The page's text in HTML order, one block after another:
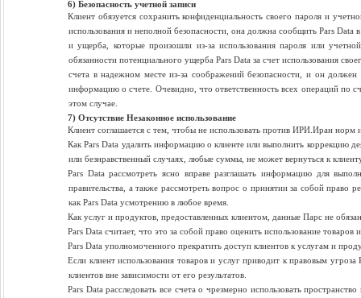
6) Безопасность учетной записи
Клиент обязуется сохранить конфиденциальность своего пароля и
использования и неполной безопасности, она должна сообщить Pars
и ущерба, которые произошли из-за использования пароля или
обязанности потенциального ущерба Pars Data за счет использования
счета в надежном месте из-за соображений безопасности, и он
информацию о счете. Очевидно, что ответственность всех операций по
этом случае.
7) Отсутствие Незаконное использование
Клиент соглашается с тем, чтобы не использовать против ИРИ.Иран
Как Pars Data удалить информацию о клиенте или выполнить коррекцию
или безнравственный случаях, любые суммы, не может вернуться к
Pars Data рассмотреть ясно вправе разглашать информацию для
правительства, а также рассмотреть вопрос о принятии за собой право
как Pars Data усмотрению в любое время.
Как услуг и продуктов, предоставленных клиентом, данные Парс не
Pars Data считает, что это за собой право оценить использование
Pars Data уполномоченного прекратить доступ клиентов к услугам и
Если клиент использования товаров и услуг приводит к правовым
клиентов вне зависимости от его результатов.
Pars Data расследовать все счета о чрезмерно использовать